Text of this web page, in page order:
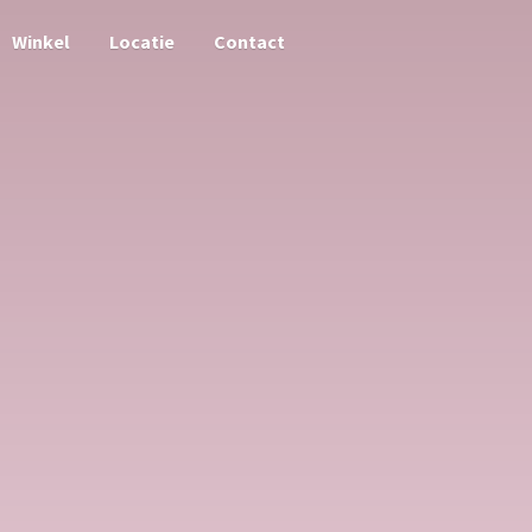
Winkel Locatie Contact